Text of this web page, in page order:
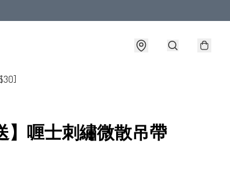
】喱士刺繡微散吊帶